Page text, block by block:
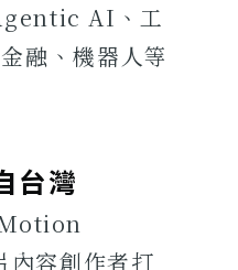
AI、工
融、機器人等
台灣
容創作者打